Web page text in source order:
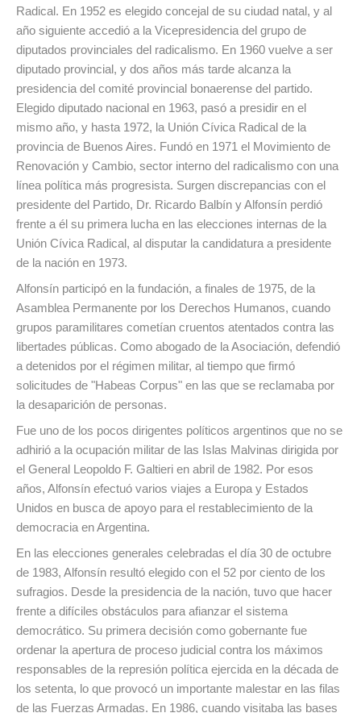
Radical. En 1952 es elegido concejal de su ciudad natal, y al
año siguiente accedió a la Vicepresidencia del grupo de
diputados provinciales del radicalismo. En 1960 vuelve a ser
diputado provincial, y dos años más tarde alcanza la
presidencia del comité provincial bonaerense del partido.
Elegido diputado nacional en 1963, pasó a presidir en el
mismo año, y hasta 1972, la Unión Cívica Radical de la
provincia de Buenos Aires. Fundó en 1971 el Movimiento de
Renovación y Cambio, sector interno del radicalismo con una
línea política más progresista. Surgen discrepancias con el
presidente del Partido, Dr. Ricardo Balbín y Alfonsín perdió
frente a él su primera lucha en las elecciones internas de la
Unión Cívica Radical, al disputar la candidatura a presidente
de la nación en 1973.
Alfonsín participó en la fundación, a finales de 1975, de la
Asamblea Permanente por los Derechos Humanos, cuando
grupos paramilitares cometían cruentos atentados contra las
libertades públicas. Como abogado de la Asociación, defendió
a detenidos por el régimen militar, al tiempo que firmó
solicitudes de "Habeas Corpus" en las que se reclamaba por
la desaparición de personas.
Fue uno de los pocos dirigentes políticos argentinos que no se
adhirió a la ocupación militar de las Islas Malvinas dirigida por
el General Leopoldo F. Galtieri en abril de 1982. Por esos
años, Alfonsín efectuó varios viajes a Europa y Estados
Unidos en busca de apoyo para el restablecimiento de la
democracia en Argentina.
En las elecciones generales celebradas el día 30 de octubre
de 1983, Alfonsín resultó elegido con el 52 por ciento de los
sufragios. Desde la presidencia de la nación, tuvo que hacer
frente a difíciles obstáculos para afianzar el sistema
democrático. Su primera decisión como gobernante fue
ordenar la apertura de proceso judicial contra los máximos
responsables de la represión política ejercida en la década de
los setenta, lo que provocó un importante malestar en las filas
de las Fuerzas Armadas. En 1986, cuando visitaba las bases